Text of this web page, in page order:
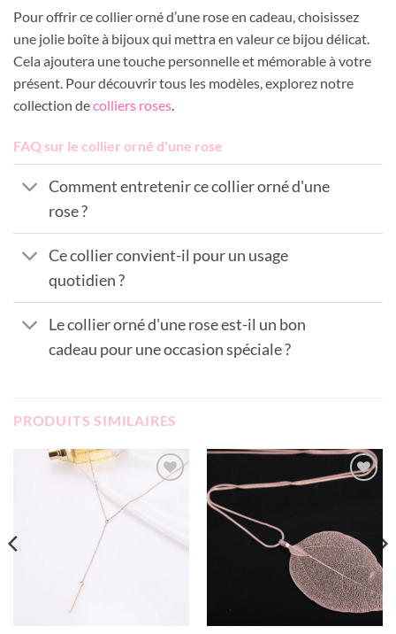
Pour offrir ce collier orné d’une rose en cadeau, choisissez
une jolie boîte à bijoux qui mettra en valeur ce bijou délicat.
Cela ajoutera une touche personnelle et mémorable à votre
présent. Pour découvrir tous les modèles, explorez notre
collection decolliers roses.
FAQ sur le collier orné d'une rose
Comment entretenir ce collier orné d'une
rose ?
Ce collier convient-il pour un usage
quotidien ?
Le collier orné d'une rose est-il un bon
cadeau pour une occasion spéciale ?
PRODUITS SIMILAIRES
Add to